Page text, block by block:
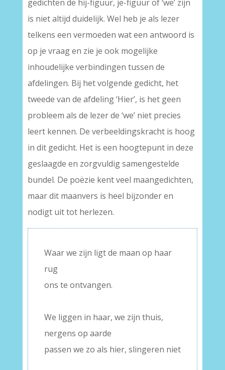
gedichten de hij-figuur, je-figuur of ‘we’ zijn
is niet altijd duidelijk. Wel heb je als lezer
telkens een vermoeden wat een antwoord is
op je vraag en zie je ook mogelijke
inhoudelijke verbindingen tussen de
afdelingen. Bij het volgende gedicht, het
tweede van de afdeling ‘Hier’, is het geen
probleem als de lezer de ‘we’ niet precies
leert kennen. De verbeeldingskracht is hoog
in dit gedicht. Het is een hoogtepunt in deze
geslaagde en zorgvuldig samengestelde
bundel. De poëzie kent veel maangedichten,
maar dit maanvers is heel bijzonder en
nodigt uit tot herlezen.
Waar we zijn ligt de maan op haar
rug
ons te ontvangen.
We liggen in haar, we zijn thuis,
nergens op aarde
passen we zo als hier, slingeren niet